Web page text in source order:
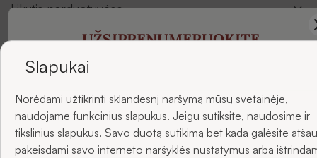
Likutis parduotuvėse
UŽSIPRENUMERUOKITE
ir gaukite -5 % nuolaidą savo pirmajam užsakymui.
Slapukai
Norėdami užtikrinti sklandesnį naršymą mūsų svetainėje,
naudojame funkcinius slapukus. Jeigu sutiksite, naudosime ir
tikslinius slapukus. Savo duotą sutikimą bet kada galėsite
pakeisdami savo interneto naršyklės nustatymus arba